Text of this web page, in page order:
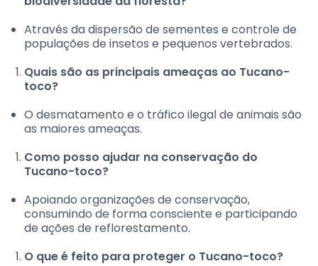
Através da dispersão de sementes e controle de
populações de insetos e pequenos vertebrados.
Quais são as principais ameaças ao Tucano-
toco?
O desmatamento e o tráfico ilegal de animais são
as maiores ameaças.
Como posso ajudar na conservação do
Tucano-toco?
Apoiando organizações de conservação,
consumindo de forma consciente e participando
de ações de reflorestamento.
O que é feito para proteger o Tucano-toco?